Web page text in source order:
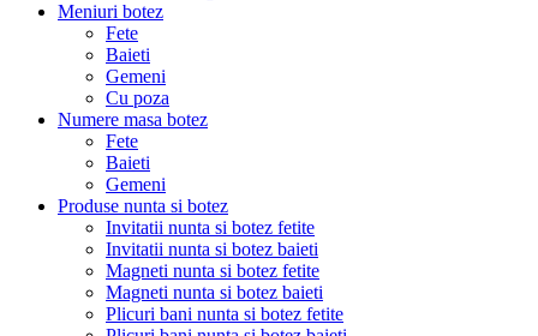
Meniuri botez
Fete
Baieti
Gemeni
Cu poza
Numere masa botez
Fete
Baieti
Gemeni
Produse nunta si botez
Invitatii nunta si botez fetite
Invitatii nunta si botez baieti
Magneti nunta si botez fetite
Magneti nunta si botez baieti
Plicuri bani nunta si botez fetite